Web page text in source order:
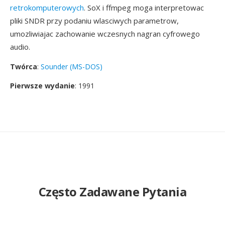
retrokomputerowych. SoX i ffmpeg moga interpretowac
pliki SNDR przy podaniu wlasciwych parametrow,
umozliwiajac zachowanie wczesnych nagran cyfrowego
audio.
Twórca: Sounder (MS-DOS)
Pierwsze wydanie: 1991
Często Zadawane Pytania